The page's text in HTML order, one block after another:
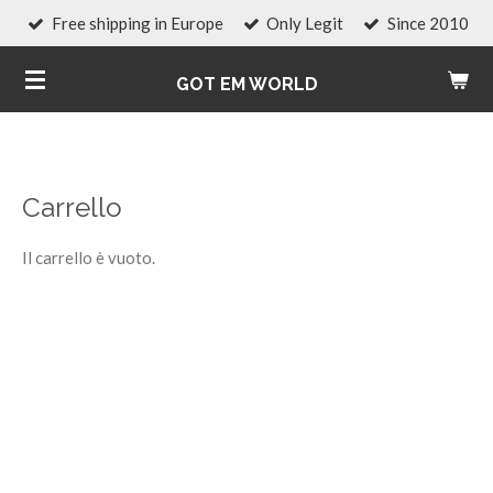
Vai
contenuto
principale
GOT EM WORLD
Free shipping in Europe Only Legit Since 2010
Carrello
Il carrello è vuoto.